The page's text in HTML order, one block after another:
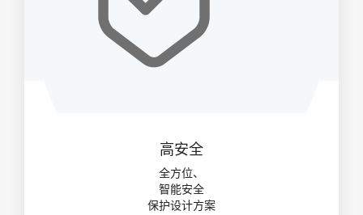
高安全
全方位、
智能安全
保护设计方案